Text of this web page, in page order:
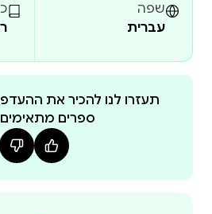
שפה
עברית
תעזרו לנו להכיר את
ספרים מתאימים